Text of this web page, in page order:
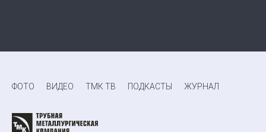
ФОТО ВИДЕО ТМК ТВ ПОДКАСТЫ ЖУРНАЛ